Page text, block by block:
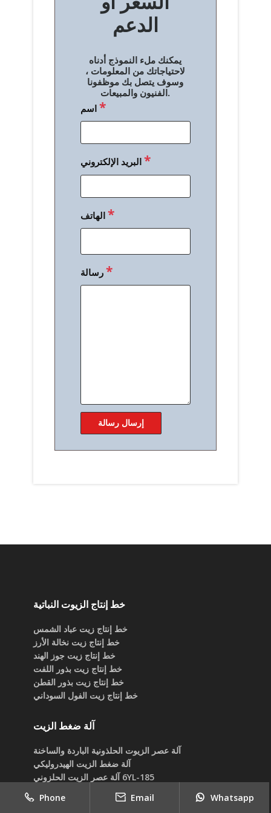
الدعم
يمكنك ملء النموذج أدناه
لاحتياجاتك من المعلومات ،
وسوف يتصل بك موظفونا
الفنيون والمبيعات.
اسم*
البريد الإلكتروني*
الهاتف*
رسالة*
خط إنتاج الزيوت النباتية
خط إنتاج زيت عباد الشمس
خط إنتاج زيت نخالة الأرز
خط إنتاج زيت جوز الهند
خط إنتاج زيت بذور اللفت
خط إنتاج زيت بذور القطن
خط إنتاج زيت الفول السوداني
آلة ضغط الزيت
آلة عصر الزيوت الحلذونية الباردة والساخنة
آلة ضغط الزيت الهيدروليكي
6YL-185 آلة عصر الزيت الحلزوني
آلات عصر الزيت الحجم الكبير/ آلة عصر الأولي
آلة عصر الزيت الحلزوني الكبير
Phone Email Whatsapp